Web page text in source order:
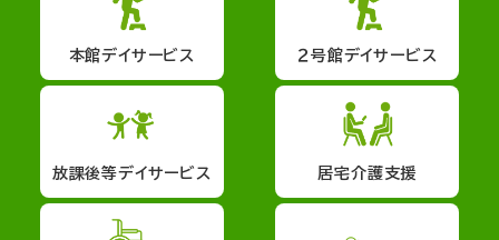
本館デイサービス ２号館デイサービス
放課後等デイサービス 居宅介護支援